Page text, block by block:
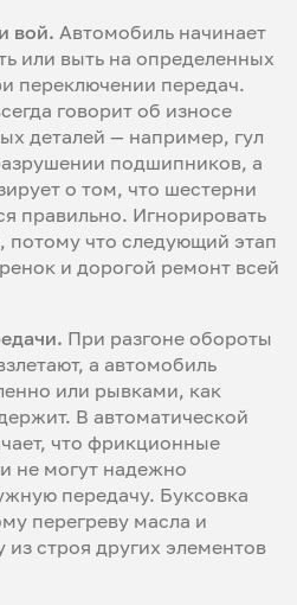
вой. Автомобиль начинает
или выть на определенных
переключении передач.
говорит об износе
деталей — например, гул
подшипников, а
о том, что шестерни
правильно. Игнорировать
потому что следующий этап
и дорогой ремонт всей
При разгоне обороты
а автомобиль
или рывками, как
В автоматической
что фрикционные
не могут надежно
передачу. Буксовка
перегреву масла и
строя других элементов